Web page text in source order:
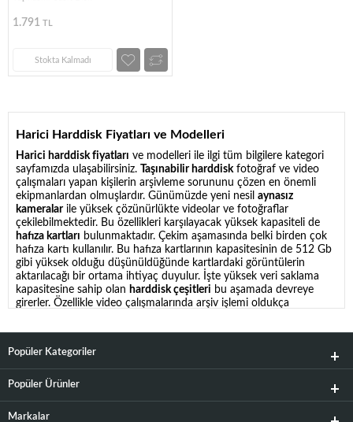
1.791 TL
Stokta Kalmadı
Harici Harddisk Fiyatları ve Modelleri
Harici harddisk fiyatları ve modelleri ile ilgi tüm bilgilere kategori
sayfamızda ulaşabilirsiniz. Taşınabilir harddisk fotoğraf ve video
çalışmaları yapan kişilerin arşivleme sorununu çözen en önemli
ekipmanlardan olmuşlardır. Günümüzde yeni nesil aynasız
kameralarile yüksek çözünürlükte videolar ve fotoğraflar
çekilebilmektedir. Bu özellikleri karşılayacak yüksek kapasiteli de
hafıza kartları bulunmaktadır. Çekim aşamasında belki birden çok
hafıza kartı kullanılır. Bu hafıza kartlarının kapasitesinin de 512 Gb
gibi yüksek olduğu düşünüldüğünde kartlardaki görüntülerin
aktarılacağı bir ortama ihtiyaç duyulur. İşte yüksek veri saklama
kapasitesine sahip olan harddisk çeşitleri bu aşamada devreye
girerler. Özellikle video çalışmalarında arşiv işlemi oldukça
yapılabilir. Bu avantajından dolayı profesyonel sinemacılar kadar
amatörler de bu yöntemi tercih ederler. Eğer bu dosya boyutları ile
çalışılıyorsa çekim ekipmanınıza bir de
bulundursanız da verilerin bu harddisklere aktarılarak yedeklenmesi
Popüler Kategoriler
Popüler Ürünler
Markalar